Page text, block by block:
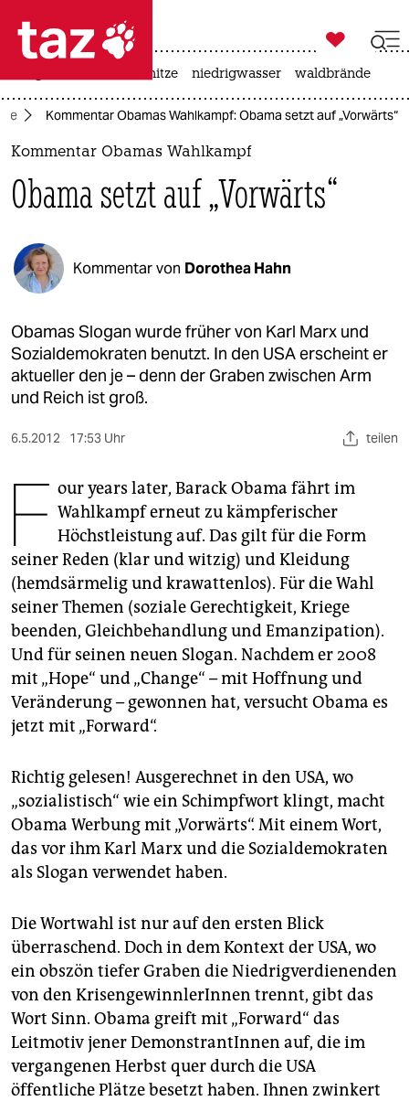
 taz zahl ich
taz zahl ich
politik
öko
gesellschaft
kultur
sport
wahrheit
verlag
verlag
veranstaltungen
shop
fragen & hilfe
unterstützen
genossenschaft
epaper login

taz zahl ich
hitze niedrigwasser waldbrände
Kommentar Obamas Wahlkampf: Obama setzt auf „Vorwärts“
Kommentar Obamas Wahlkampf
Obama setzt auf „Vorwärts“
Kommentar von Dorothea Hahn
Obamas Slogan wurde früher von Karl Marx und
Sozialdemokraten benutzt. In den USA erscheint er
aktueller den je – denn der Graben zwischen Arm
und Reich ist groß.
6.5.2012 17:53 Uhr teilen
F our years later, Barack Obama fährt im
Wahlkampf erneut zu kämpferischer
Höchstleistung auf. Das gilt für die Form
seiner Reden (klar und witzig) und Kleidung
(hemdsärmelig und krawattenlos). Für die Wahl
seiner Themen (soziale Gerechtigkeit, Kriege
beenden, Gleichbehandlung und Emanzipation).
Und für seinen neuen Slogan. Nachdem er 2008
mit „Hope“ und „Change“ – mit Hoffnung und
Veränderung – gewonnen hat, versucht Obama es
jetzt mit „Forward“.
Richtig gelesen! Ausgerechnet in den USA, wo
„sozialistisch“ wie ein Schimpfwort klingt, macht
Obama Werbung mit „Vorwärts“. Mit einem Wort,
das vor ihm Karl Marx und die Sozialdemokraten
als Slogan verwendet haben.
Die Wortwahl ist nur auf den ersten Blick
überraschend. Doch in dem Kontext der USA, wo
ein obszön tiefer Graben die Niedrigverdienenden
von den KrisengewinnlerInnen trennt, gibt das
Wort Sinn. Obama greift mit „Forward“ das
Leitmotiv jener DemonstrantInnen auf, die im
vergangenen Herbst quer durch die USA
öffentliche Plätze besetzt haben. Ihnen zwinkert